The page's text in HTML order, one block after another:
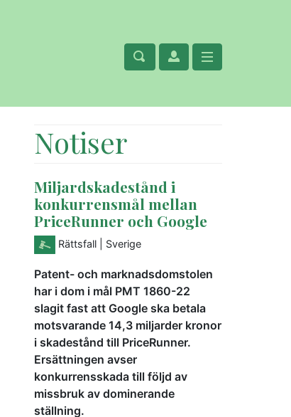
Notiser
Miljardskadestånd i
konkurrensmål mellan
PriceRunner och Google
Rättsfall | Sverige
Patent- och marknadsdomstolen
har i dom i mål PMT 1860-22
slagit fast att Google ska betala
motsvarande 14,3 miljarder kronor
i skadestånd till PriceRunner.
Ersättningen avser
konkurrensskada till följd av
missbruk av dominerande
ställning.